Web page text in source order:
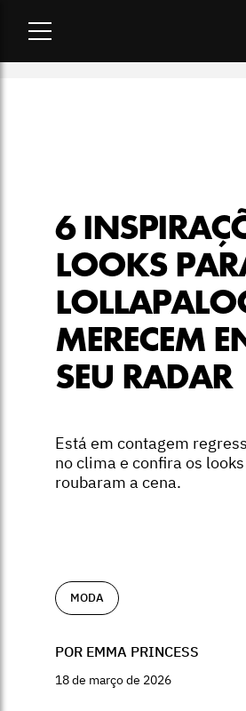
6 inspirações de
6
LOOKS
MERECEM
SEU RADAR
Está em contagem
no clima e confira os
roubaram a cena.
MODA
POR EMMA PRINCESS
18 de março de 2026